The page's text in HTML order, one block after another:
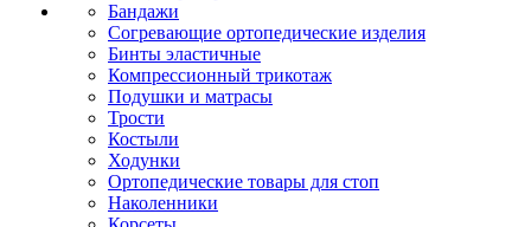
Бандажи
Согревающие ортопедические изделия
Бинты эластичные
Компрессионный трикотаж
Подушки и матрасы
Трости
Костыли
Ходунки
Ортопедические товары для стоп
Наколенники